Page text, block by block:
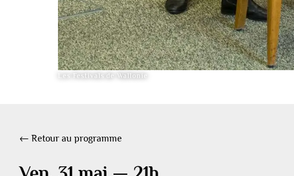
Les Festivals de Wallonie
← Retour au programme